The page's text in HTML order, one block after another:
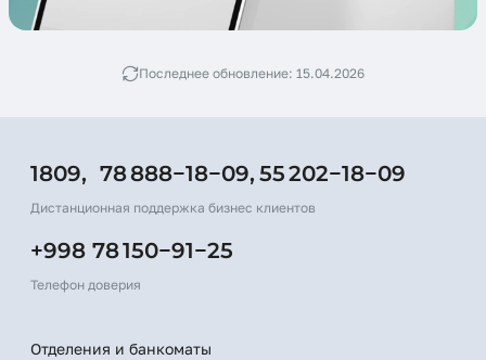
Последнее обновление: 15.04.2026
1809, 78 888−18−09, 55 202−18−09
Дистанционная поддержка бизнес клиентов
+998 78 150−91−25
Телефон доверия
Отделения и банкоматы